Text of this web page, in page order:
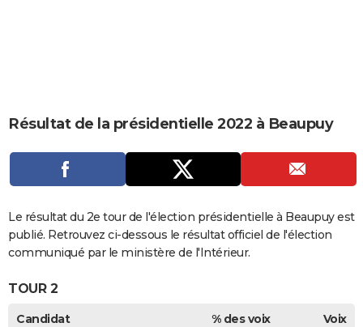
CARTE DE VOEUX
DICTIONNAIRE
Dictionnaire
Biographies
Expressions
Proverbes
PROGRAMME TV
COPAINS D'AVANT
Se connecter
Collèges
Universités
Entreprises
Service militaire
Avis de recherche
AVIS DE DÉCÈS
FORUM
Bricolage
Culture
Television
Voyage
Résultat de la présidentielle 2022 à Beaupuy
Le résultat du 2e tour de l'élection présidentielle à Beaupuy est
publié. Retrouvez ci-dessous le résultat officiel de l'élection
communiqué par le ministère de l'Intérieur.
TOUR 2
Candidat % des voix
Voix